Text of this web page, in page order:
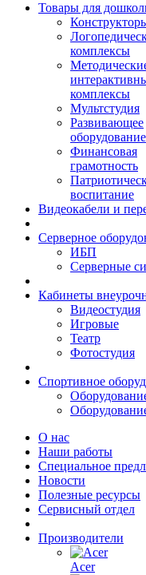
Товары для
комплексы
комплексы
Мультстудия
Развивающее
оборудование
Финансовая
грамотность
воспитание
Видеокабели и
Серверное
ИБП
Серверные
Кабинеты
Видеостудия
Игровые
Театр
Фотостудия
Спортивное
О нас
Наши работы
Специальное
Новости
Полезные ресурсы
Сервисный отдел
Производители
Acer